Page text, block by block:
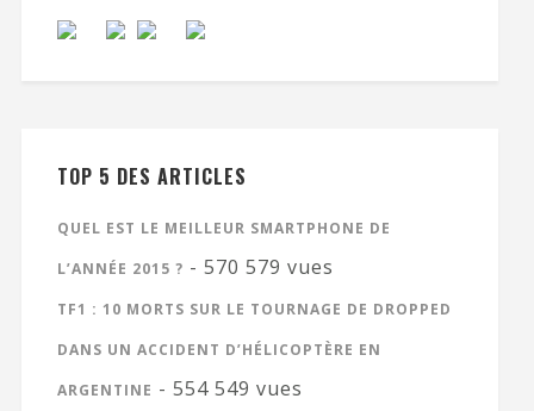
TOP 5 DES ARTICLES
QUEL EST LE MEILLEUR SMARTPHONE DE
L’ANNÉE 2015 ? - 570 579 vues
TF1 : 10 MORTS SUR LE TOURNAGE DE DROPPED
DANS UN ACCIDENT D’HÉLICOPTÈRE EN
ARGENTINE - 554 549 vues